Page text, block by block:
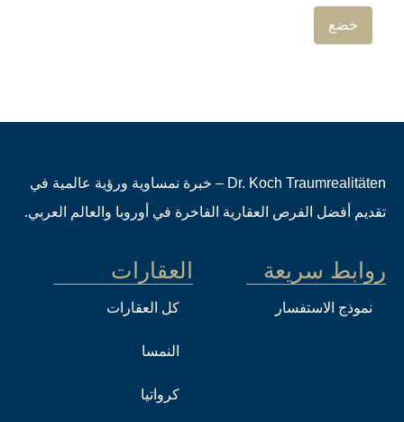
Dr. Koch Traumrealitäten – خبرة نمساوية ورؤية عالمية في
تقديم أفضل الفرص العقارية الفاخرة في أوروبا والعالم العربي.
روابط سريعة
نموذج الاستفسار
العقارات
كل العقارات
النمسا
كرواتيا